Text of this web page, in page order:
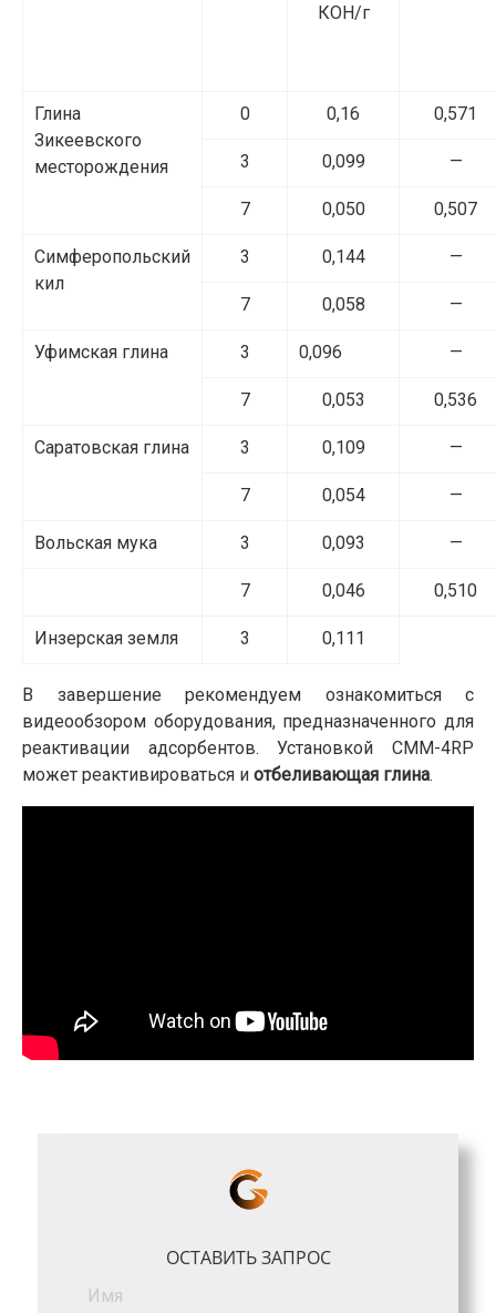
КОН/г
Глина
Зикеевского
месторождения
0 0,16 0,571
3 0,099 —
7 0,050 0,507
Симферопольский
кил
3 0,144 —
7 0,058 —
Уфимская глина 3 0,096 —
7 0,053 0,536
Саратовская глина 3 0,109 —
7 0,054 —
Вольская мука 3 0,093 —
7 0,046 0,510
Инзерская земля 3 0,111
В завершение рекомендуем ознакомиться с
видеообзором оборудования, предназначенного для
реактивации адсорбентов. Установкой СММ-4RP
может реактивироваться и отбеливающая глина.
ОСТАВИТЬ ЗАПРОС